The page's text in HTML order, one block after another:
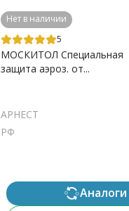
Нет в наличии
5
МОСКИТОЛ Специальная
защита аэроз. от...
АРНЕСТ
РФ
Аналоги